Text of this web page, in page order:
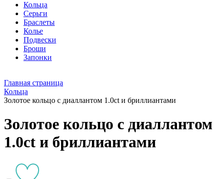
Кольца
Серьги
Браслеты
Колье
Подвески
Броши
Запонки
Главная страница
Кольца
Золотое кольцо с диаллантом 1.0ct и бриллиантами
Золотое кольцо с диаллантом
1.0ct и бриллиантами